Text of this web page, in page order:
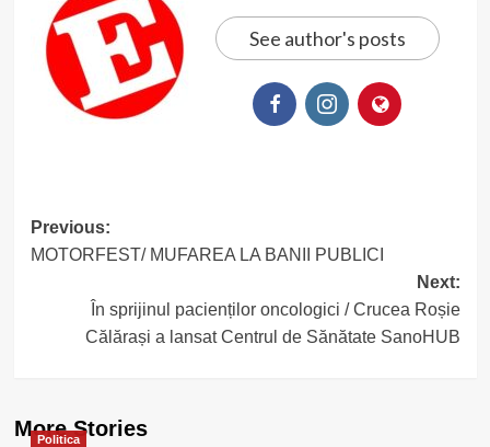
See author's posts
Post
navigation
Previous:
MOTORFEST/ MUFAREA LA BANII PUBLICI
Next:
În sprijinul pacienților oncologici / Crucea Roșie
Călărași a lansat Centrul de Sănătate SanoHUB
More Stories
Politica